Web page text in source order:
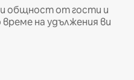
общност от гости и
на удължения ви